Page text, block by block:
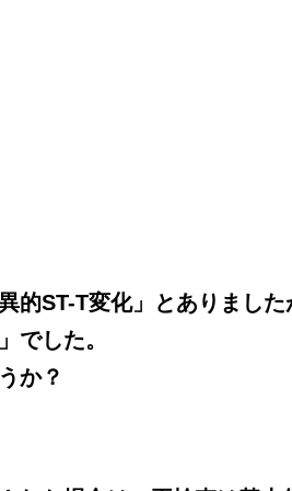
的ST-T変化」とありました
でした。
か？